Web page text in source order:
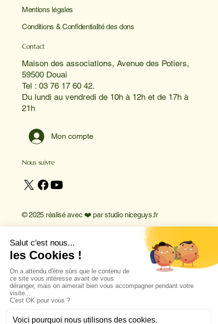
Mentions légales
Conditions & Confidentialité des dons
Contact
Maison des associations, Avenue des Potiers,
59500 Douai
Tel : 03 76 17 60 42.
Du lundi au vendredi de 10h à 12h et de 17h à
21h
Mon compte
Nous suivre
© 2025 réalisé avec ❤️ parstudio niceguys.fr